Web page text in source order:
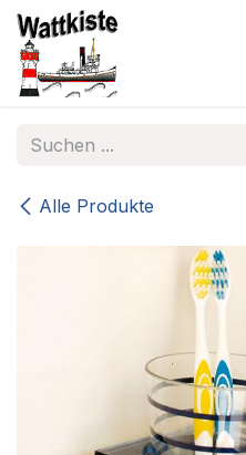
Zum Inhalt springen
Alle Produkte